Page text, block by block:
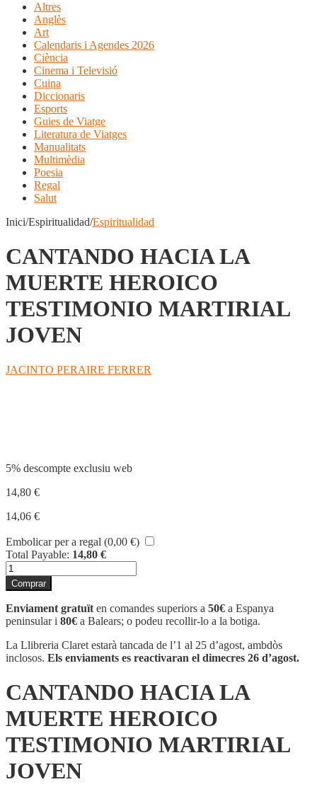
Altres
Anglès
Art
Calendaris i Agendes 2026
Ciència
Cinema i Televisió
Cuina
Diccionaris
Esports
Guies de Viatge
Literatura de Viatges
Manualitats
Multimèdia
Poesia
Regal
Salut
Inici/Espiritualidad/Espiritualidad
CANTANDO HACIA LA
MUERTE HEROICO
TESTIMONIO MARTIRIAL
JOVEN
JACINTO PERAIRE FERRER
5% descompte exclusiu web
14,80 €
14,06 €
Embolicar per a regal (0,00 €)
Total Payable: 14,80 €
quantitat
de
CANTANDO
HACIA
LA
MUERTE
HEROICO
TESTIMONIO
Comprar
Enviament gratuït en comandes superiors a 50€ a Espanya
peninsular i 80€ a Balears; o podeu recollir-lo a la botiga.
La Llibreria Claret estarà tancada de l’1 al 25 d’agost, ambdòs
inclosos. Els enviaments es reactivaran el dimecres 26 d’agost.
CANTANDO HACIA LA
MUERTE HEROICO
TESTIMONIO MARTIRIAL
JOVEN